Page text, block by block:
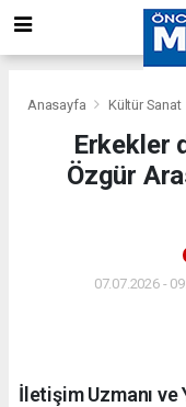
Anasayfa Kültür Sanat
Erkekler
Özgür
07.07.2026 -
İletişim Uzmanı ve